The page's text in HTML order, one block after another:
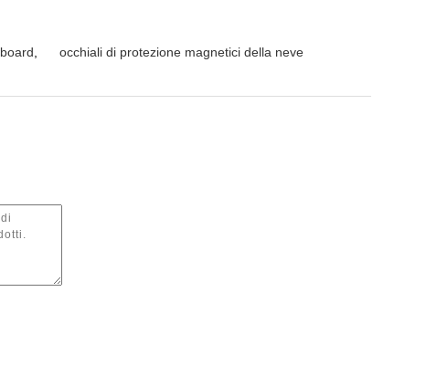
occhiali di protezione magnetici della neve